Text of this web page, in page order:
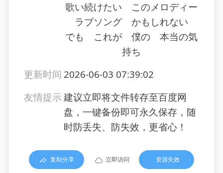
歌い続けたい このメロディー
ラブソング かもしれない
でも これが 僕の 本当の気
持ち
更新时间 2026-06-03 07:39:02
友情提示建议立即将文件转存至百度网
盘，一键备份即可永久保存，随
时防丢失、防失效，更省心！
复制分享 立即访问 资源失效